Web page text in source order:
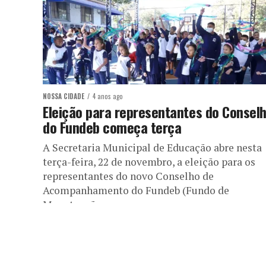
NOSSA CIDADE 4 anos ago
Eleição para representantes do
do Fundeb começa terça
A Secretaria Municipal de Educação abre nesta
terça-feira, 22 de novembro, a eleição para os
representantes do novo Conselho de
Acompanhamento do Fundeb (Fundo de
Manutenção...